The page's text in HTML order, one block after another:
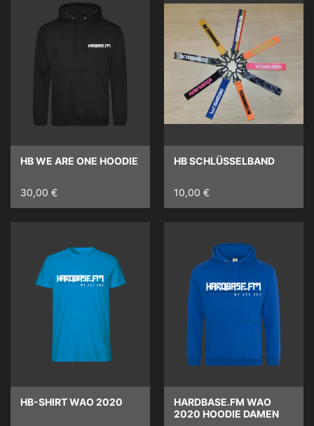
HB WE ARE ONE HOODIE
30,00 €
HB SCHLÜSSELBAND
10,00 €
HB-SHIRT WAO 2020
HARDBASE.FM WAO
2020 HOODIE DAMEN